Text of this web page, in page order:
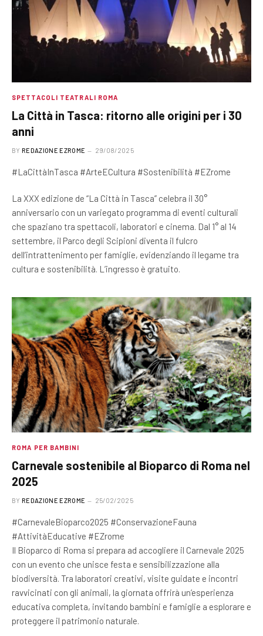
SPETTACOLI TEATRALI ROMA
La Città in Tasca: ritorno alle origini per i 30
anni
BY REDAZIONE EZROME 29/08/2025
#LaCittàInTasca #ArteECultura #Sostenibilità #EZrome
La XXX edizione de “La Città in Tasca” celebra il 30°
anniversario con un variegato programma di eventi culturali
che spaziano tra spettacoli, laboratori e cinema. Dal 1° al 14
settembre, il Parco degli Scipioni diventa il fulcro
dell’intrattenimento per famiglie, evidenziando il legame tra
cultura e sostenibilità. L’ingresso è gratuito.
ROMA PER BAMBINI
Carnevale sostenibile al Bioparco di Roma nel
2025
BY REDAZIONE EZROME 25/02/2025
#CarnevaleBioparco2025 #ConservazioneFauna
#AttivitàEducative #EZrome
Il Bioparco di Roma si prepara ad accogliere il Carnevale 2025
con un evento che unisce festa e sensibilizzazione alla
biodiversità. Tra laboratori creativi, visite guidate e incontri
ravvicinati con gli animali, la giornata offrirà un’esperienza
educativa completa, invitando bambini e famiglie a esplorare e
proteggere il patrimonio naturale.